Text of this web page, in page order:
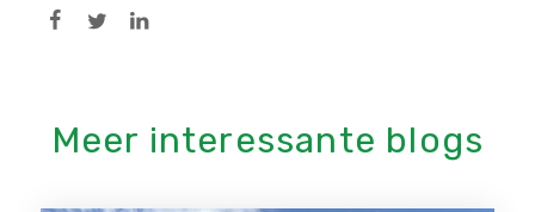
Meer interessante blogs